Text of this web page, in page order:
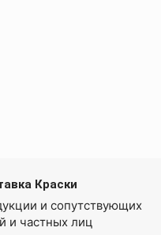
Краски
и сопутствующих
и частных лиц